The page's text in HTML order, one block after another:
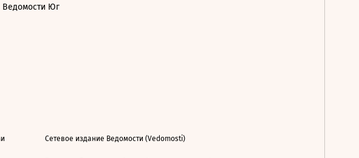
Ведомости Юг
Сетевое издание Ведомости (Vedomosti)